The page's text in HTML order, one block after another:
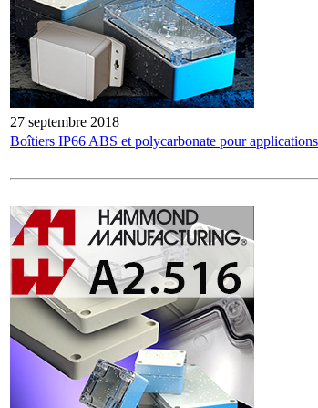
27 septembre 2018
Boîtiers IP66 ABS et polycarbonate pour